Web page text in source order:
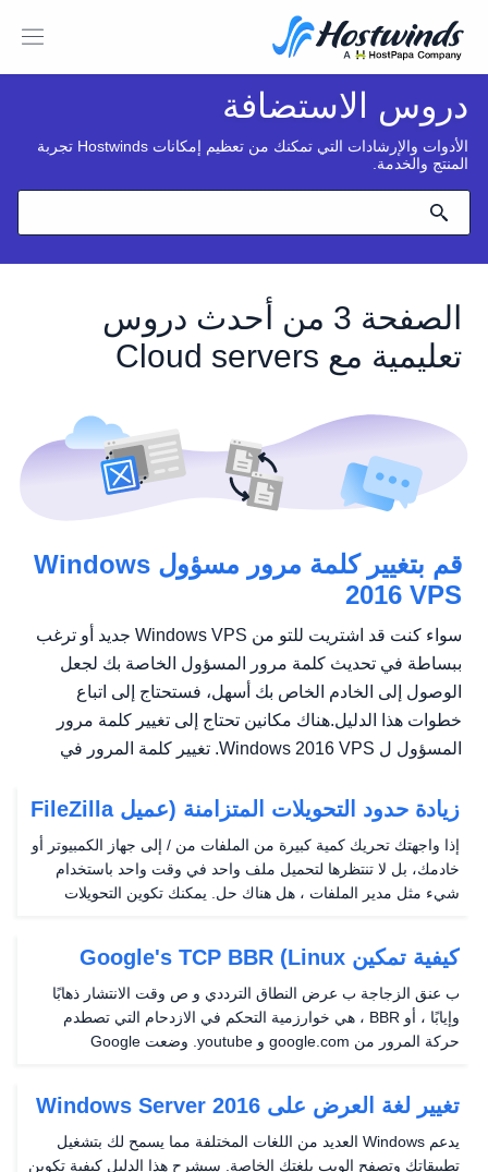
دروس الاستضافة
الأدوات والإرشادات التي تمكنك من تعظيم إمكانات Hostwinds تجربة
المنتج والخدمة.
الصفحة 3 من أحدث دروس
تعليمية مع Cloud servers
قم بتغيير كلمة مرور مسؤول Windows
2016 VPS
سواء كنت قد اشتريت للتو من Windows VPS جديد أو ترغب
ببساطة في تحديث كلمة مرور المسؤول الخاصة بك لجعل
الوصول إلى الخادم الخاص بك أسهل، فستحتاج إلى اتباع
خطوات هذا الدليل.هناك مكانين تحتاج إلى تغيير كلمة مرور
المسؤول ل Windows 2016 VPS. تغيير كلمة المرور في
زيادة حدود التحويلات المتزامنة (عميل FileZilla
FTP)
إذا واجهتك تحريك كمية كبيرة من الملفات من / إلى جهاز الكمبيوتر أو
خادمك، بل لا تنتظرها لتحميل ملف واحد في وقت واحد باستخدام
شيء مثل مدير الملفات ، هل هناك حل. يمكنك تكوين التحويلات
كيفية تمكين Google's TCP BBR (Linux
Cloud VPS)
ب عنق الزجاجة ب عرض النطاق الترددي و ص وقت الانتشار ذهابًا
وإيابًا ، أو BBR ، هي خوارزمية التحكم في الازدحام التي تصطدم
حركة المرور من google.com و youtube. وضعت Google
تغيير لغة العرض على Windows Server 2016
يدعم Windows العديد من اللغات المختلفة مما يسمح لك بتشغيل
تطبيقاتك وتصفح الويب بلغتك الخاصة. سيشرح هذا الدليل كيفية تكوين